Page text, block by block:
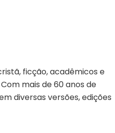
ficção, acadêmicos e
mais de 60 anos de
diversas versões, edições